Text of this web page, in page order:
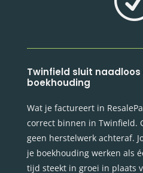
Twinfield sluit naadloos
boekhouding
Wat je factureert in
correct binnen in Twinfield.
geen herstelwerk achteraf.
je boekhouding werken als
tijd steekt in groei in plaats